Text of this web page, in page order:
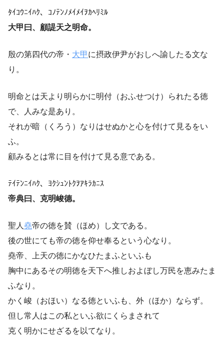
ﾀｲｺｳﾆｲﾊｸ、ｺﾉﾃﾝﾉﾒｲﾒｲｦｶﾍﾘﾐﾙ
大甲曰、顧諟天之明命。
殷の第四代の帝・ 大甲 に摂政伊尹がおしへ諭したる文な
り。
明命とは天より明らかに明付（おふせつけ）られたる徳
で、人みな是あり。
それが暗（くろう）なりはせぬかと心を付けて見るをい
ふ。
顧みるとは常に目を付けて見る意である。
ﾃｲﾃﾝﾆｲﾊｸ、ﾖｸｼｭﾝﾄｸｦｱｷﾗｶﾆｽ
帝典曰、克明峻德。
聖人 堯帝の徳を賛（ほめ）し文である。
後の世にても帝の徳を仰せ奉るという心なり。
堯帝、上天の徳にかなひたまふといふも
胸中にあるその明徳を天下へ推しおよぼし万民を恵みたま
ふなり。
かく峻（おほい）なる徳といふも、外（ほか）ならず。
但し常人はこの私といふ欲にくらまされて
克く明かにせざるを以てなり。